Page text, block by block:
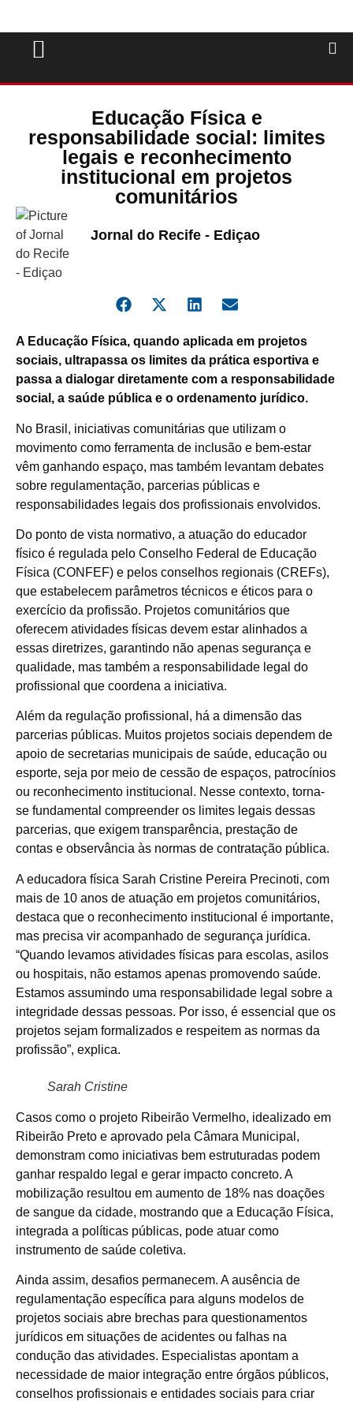
Educação Física e
responsabilidade social: limites
legais e reconhecimento
institucional em projetos
comunitários
Jornal do Recife - Ediçao
A Educação Física, quando aplicada em projetos
sociais, ultrapassa os limites da prática esportiva e
passa a dialogar diretamente com a responsabilidade
social, a saúde pública e o ordenamento jurídico.
No Brasil, iniciativas comunitárias que utilizam o
movimento como ferramenta de inclusão e bem-estar
vêm ganhando espaço, mas também levantam debates
sobre regulamentação, parcerias públicas e
responsabilidades legais dos profissionais envolvidos.
Do ponto de vista normativo, a atuação do educador
físico é regulada pelo Conselho Federal de Educação
Física (CONFEF) e pelos conselhos regionais (CREFs),
que estabelecem parâmetros técnicos e éticos para o
exercício da profissão. Projetos comunitários que
oferecem atividades físicas devem estar alinhados a
essas diretrizes, garantindo não apenas segurança e
qualidade, mas também a responsabilidade legal do
profissional que coordena a iniciativa.
Além da regulação profissional, há a dimensão das
parcerias públicas. Muitos projetos sociais dependem de
apoio de secretarias municipais de saúde, educação ou
esporte, seja por meio de cessão de espaços, patrocínios
ou reconhecimento institucional. Nesse contexto, torna-
se fundamental compreender os limites legais dessas
parcerias, que exigem transparência, prestação de
contas e observância às normas de contratação pública.
A educadora física Sarah Cristine Pereira Precinoti, com
mais de 10 anos de atuação em projetos comunitários,
destaca que o reconhecimento institucional é importante,
mas precisa vir acompanhado de segurança jurídica.
“Quando levamos atividades físicas para escolas, asilos
ou hospitais, não estamos apenas promovendo saúde.
Estamos assumindo uma responsabilidade legal sobre a
integridade dessas pessoas. Por isso, é essencial que os
projetos sejam formalizados e respeitem as normas da
profissão”, explica.
Sarah Cristine
Casos como o projeto Ribeirão Vermelho, idealizado em
Ribeirão Preto e aprovado pela Câmara Municipal,
demonstram como iniciativas bem estruturadas podem
ganhar respaldo legal e gerar impacto concreto. A
mobilização resultou em aumento de 18% nas doações
de sangue da cidade, mostrando que a Educação Física,
integrada a políticas públicas, pode atuar como
instrumento de saúde coletiva.
Ainda assim, desafios permanecem. A ausência de
regulamentação específica para alguns modelos de
projetos sociais abre brechas para questionamentos
jurídicos em situações de acidentes ou falhas na
condução das atividades. Especialistas apontam a
necessidade de maior integração entre órgãos públicos,
conselhos profissionais e entidades sociais para criar